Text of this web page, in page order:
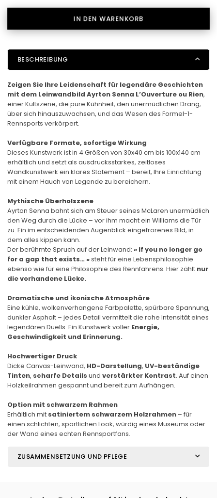
IN DEN WARENKORB
BESCHREIBUNG
Zeigen Sie Ihre Leidenschaft für legendäre Geschichten
mit dem Leinwandbild Ayrton Senna L’Ouverture ou Rien,
einer Kultszene, die pure Kühnheit, den unermüdlichen Drang,
über sich hinauszuwachsen, und das Wesen des Formel-1-
Rennsports verkörpert.
Verfügbare Formate, sofortige Wirkung
Dieses Kunstwerk ist in 4 Größen von 30x40 cm bis 100x140 cm
erhältlich und setzt als ausdrucksstarkes, zeitloses
Wandkunstwerk ein klares Statement – bereit, Ihre Einrichtung
mit einem Hauch von Legende zu bereichern.
Mythische Überholszene
Ayrton Senna bahnt sich am Steuer seines McLaren unermüdlich
den Weg durch die Lücke – vor ihm macht ein Williams die Tür
zu. Ein im entscheidenden Augenblick eingefrorenes Bild, in
dem alles kippen kann.
Der berühmte Spruch auf der Leinwand: « If you no longer go
for a gap that exists… »steht für eine Lebensphilosophie
ebenso wie für eine Philosophie des Rennfahrens. Hier zählt nur
die vorhandene Lücke.
Dramatische und ikonische Atmosphäre
Eine kühle, wolkenverhangene Farbpalette, spürbare Spannung,
dunkler Asphalt – jedes Detail vermittelt die rohe Intensität eines
legendären Duells. Ein Kunstwerk voller Energie,
Geschwindigkeit und Erinnerung.
Hochwertiger Druck
Dicke Canvas-Leinwand, HD-Darstellung, UV-beständige
Tinten, scharfe Details und verstärkter Kontrast. Auf einen
Holzkeilrahmen gespannt und bereit zum Aufhängen.
Option mit schwarzem Rahmen
Erhältlich mit satiniertem schwarzem Holzrahmen – für
einen schlichten, sportlichen Look, würdig eines Museums oder
der Wand eines echten Rennsportfans.
ZUSAMMENSETZUNG UND PFLEGE